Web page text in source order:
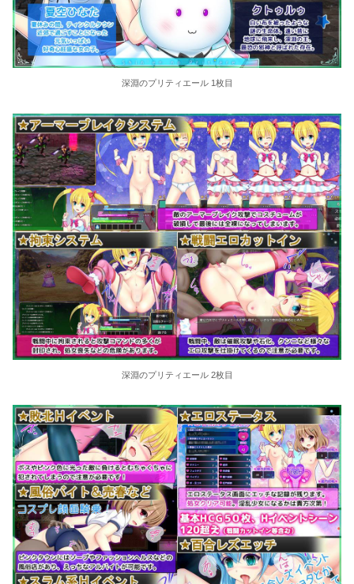
深淵のプリティエール 1枚目
深淵のプリティエール 2枚目